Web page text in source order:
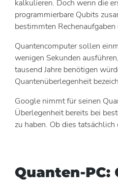
kalkulieren. Doch wenn die
programmierbare Qubits
bestimmten
Quantencomputer sollen
wenigen Sekunden
tausend Jahre benötigen
Quantenüberlegenheit
Google nimmt für seinen
Überlegenheit bereits bei
zu haben. Ob dies
Quanten-PC: